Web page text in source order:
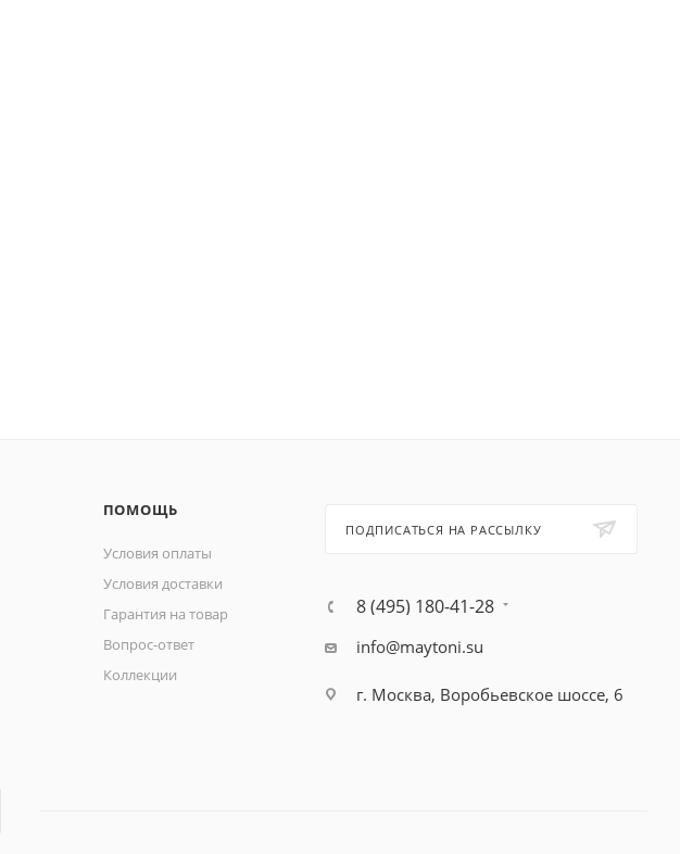
ПОМОЩЬ
Условия оплаты
Условия доставки
Гарантия на товар
Вопрос-ответ
Коллекции
ПОДПИСАТЬСЯ НА РАССЫЛКУ
8 (495) 180-41-28
info@maytoni.su
г. Москва, Воробьевское шоссе, 6